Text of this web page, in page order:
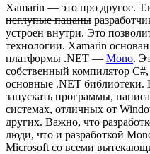
Xamarin — это про другое.
неглупые пацаны
устроен внутри. Это
технологии. Xamarin
платформы .NET — Mono.
собственный компилятор
основные .NET библиотеки.
запускать программы,
системах, отличных от
других. Важно, что
люди, что и разработкой
Microsoft со всеми